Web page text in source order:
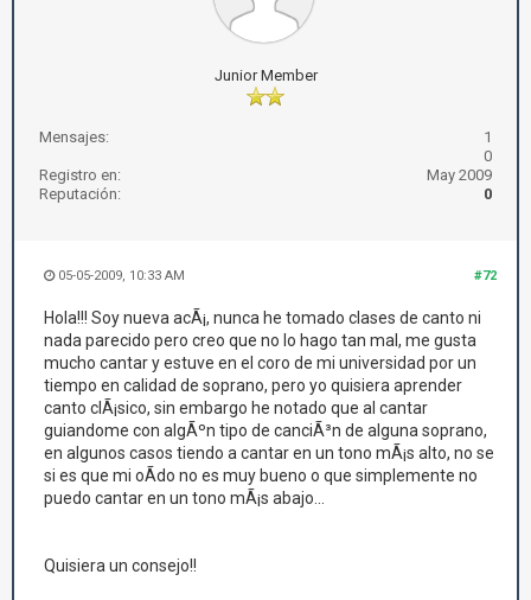
Junior Member
Mensajes:
1
0
Registro en:
May 2009
Reputación:
0
#72
05-05-2009, 10:33 AM
Hola!!! Soy nueva acÃ¡, nunca he tomado clases de canto ni
nada parecido pero creo que no lo hago tan mal, me gusta
mucho cantar y estuve en el coro de mi universidad por un
tiempo en calidad de soprano, pero yo quisiera aprender
canto clÃ¡sico, sin embargo he notado que al cantar
guiandome con algÃºn tipo de canciÃ³n de alguna soprano,
en algunos casos tiendo a cantar en un tono mÃ¡s alto, no se
si es que mi oÃ­do no es muy bueno o que simplemente no
puedo cantar en un tono mÃ¡s abajo...
Quisiera un consejo!!